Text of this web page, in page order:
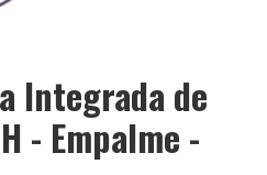
Integrada de
- Empalme -